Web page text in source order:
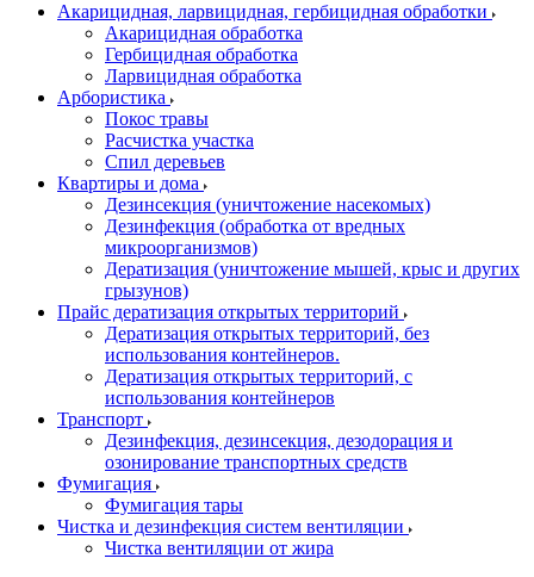
Акарицидная, ларвицидная, гербицидная обработки
Акарицидная обработка
Гербицидная обработка
Ларвицидная обработка
Арбористика
Покос травы
Расчистка участка
Спил деревьев
Квартиры и дома
Дезинсекция (уничтожение насекомых)
Дезинфекция (обработка от вредных
микроорганизмов)
Дератизация (уничтожение мышей, крыс и других
грызунов)
Прайс дератизация открытых территорий
Дератизация открытых территорий, без
использования контейнеров.
Дератизация открытых территорий, с
использования контейнеров
Транспорт
Дезинфекция, дезинсекция, дезодорация и
озонирование транспортных средств
Фумигация
Фумигация тары
Чистка и дезинфекция систем вентиляции
Чистка вентиляции от жира